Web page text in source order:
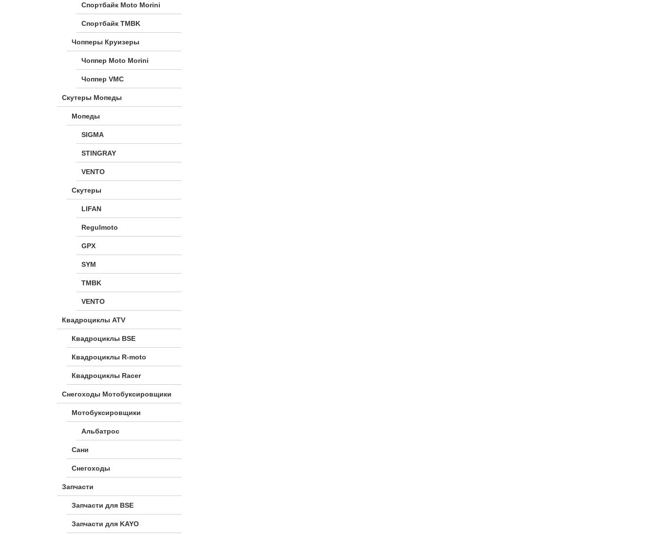
Спортбайк Moto Morini
Спортбайк TMBK
Чопперы Круизеры
Чоппер Moto Morini
Чоппер VMC
Скутеры Мопеды
Мопеды
SIGMA
STINGRAY
VENTO
Скутеры
LIFAN
Regulmoto
GPX
SYM
TMBK
VENTO
Квадроциклы ATV
Квадроциклы BSE
Квадроциклы R-moto
Квадроциклы Racer
Снегоходы Мотобуксировщики
Мотобуксировщики
Альбатрос
Сани
Снегоходы
Запчасти
Запчасти для BSE
Запчасти для KAYO